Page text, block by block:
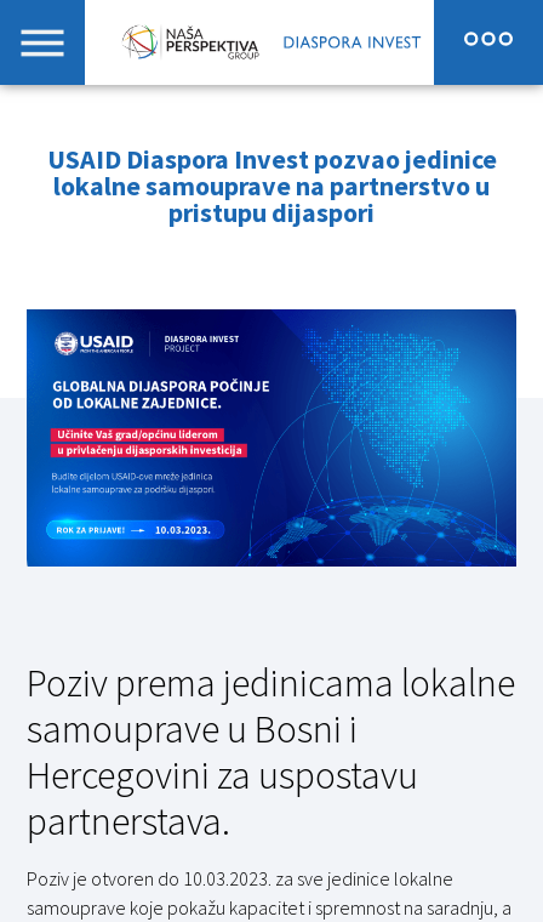
USAID Diaspora Invest pozvao jedinice
lokalne samouprave na partnerstvo u
pristupu dijaspori
Poziv prema jedinicama lokalne
samouprave u Bosni i
Hercegovini za uspostavu
partnerstava.
Poziv je otvoren do 10.03.2023. za sve jedinice lokalne
samouprave koje pokažu kapacitet i spremnost na saradnju, a